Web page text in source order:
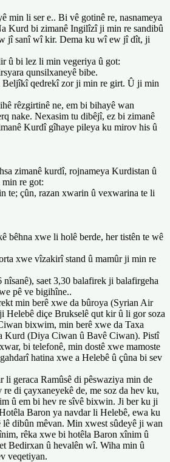
min li ser e.. Bi vê gotinê re, nasnameya
Kurd bi zimanê Ingilîzî ji min re sandibû
jî sanî wî kir. Dema ku wî ew jî dît, ji
û bi lez li min vegeriya û got:
qunsilxaneyê bibe.
Beljîkî qedrekî zor ji min re girt. Û ji min
rêzgirtinê ne, em bi bihayê wan
nake. Nexasim tu dibêjî, ez bi zimanê
Kurdî gîhaye pileya ku mirov his û
zimanê kurdî, rojnameya Kurdistan û
re got:
te; çûn, razan xwarin û vexwarina te li
bêhna xwe li holê berde, her tistên te wê
xwe vîzakirî stand û mamûr ji min re
nîsanê), saet 3,30 balafirek ji balafirgeha
pê ve bigihîne..
min berê xwe da bûroya (Syrian Air
Helebê diçe Brukselê qut kir û li gor soza
bixwim, min berê xwe da Taxa
Kurd (Diya Ciwan û Bavê Ciwan). Pistî
bi telefonê, min dostê xwe mamoste
hatina xwe a Helebê û çûna bi sev
li geraca Ramûsê di pêswaziya min de
di çayxaneyekê de, me soz da hev ku,
û em bi hev re sîvê bixwin. Ji ber ku ji
Baron ya navdar li Helebê, ewa ku
lê dibûn mêvan. Min xwest sûdeyê ji wan
rêka xwe bi hotêla Baron xînim û
Bedirxan û hevalên wî. Wiha min û
veqetiyan.